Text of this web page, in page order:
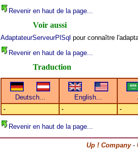
Revenir en haut de la page...
Voir aussi
AdaptateurServeurPlSql pour connaître
Revenir en haut de la page...
Traduction
- - -
Revenir en haut de la page...
Up ! Company-